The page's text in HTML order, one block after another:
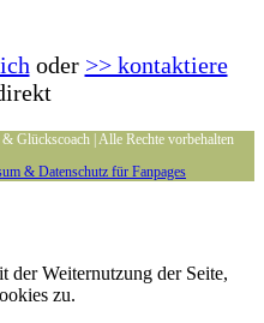
oder >> kontaktiere
Glückscoach | Alle Rechte vorbehalten
& Datenschutz für Fanpages
der Weiternutzung der Seite,
zu.